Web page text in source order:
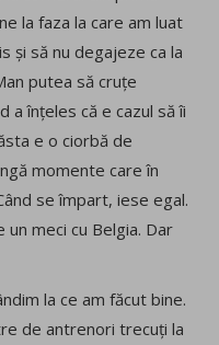
la faza la care am luat
și să nu degajeze ca la
putea să cruțe
a înțeles că e cazul să îi
e o ciorbă de
momente care în
se împart, iese egal.
un meci cu Belgia. Dar
la ce am făcut bine.
de antrenori trecuți la